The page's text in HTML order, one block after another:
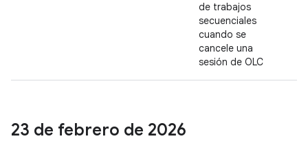
de trabajos
secuenciales
cuando se
cancele una
sesión de OLC
23 de febrero de 2026